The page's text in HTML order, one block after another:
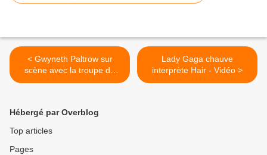
< Gwyneth Paltrow sur
scène avec la troupe de
Glee - Vidéo
Lady Gaga chauve
interprète Hair - Vidéo >
Hébergé par Overblog
Top articles
Pages